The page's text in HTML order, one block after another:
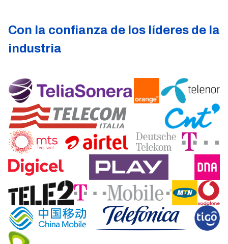
Con la confianza de los líderes de la
industria